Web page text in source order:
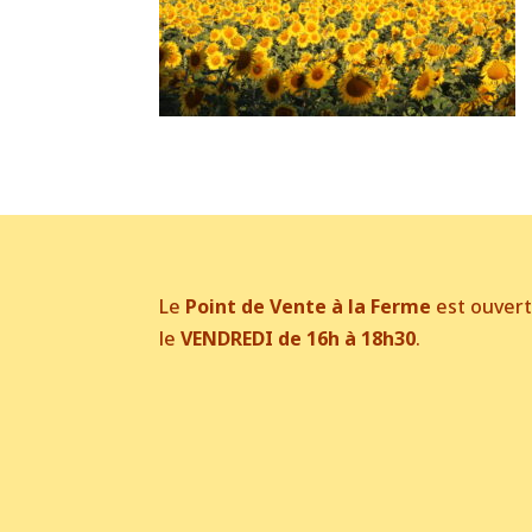
Le Point de Vente à la Ferme est ouvert
leVENDREDI de 16h à 18h30.